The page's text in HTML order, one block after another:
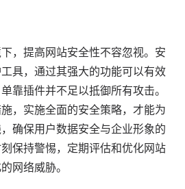
，提高网站安全性不容忽视。安
具，通过其强大的功能可以有效
靠插件并不足以抵御所有攻击。
，实施全面的安全策略，才能为
确保用户数据安全与企业形象的
保持警惕，定期评估和优化网站
网络威胁。